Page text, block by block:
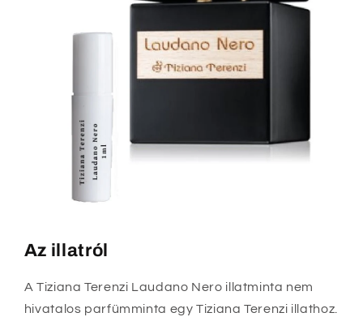
Az illatról
A Tiziana Terenzi Laudano Nero illatminta nem
hivatalos parfümminta egy Tiziana Terenzi illathoz.